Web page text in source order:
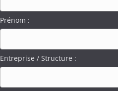
Prénom :
Entreprise / Structure :